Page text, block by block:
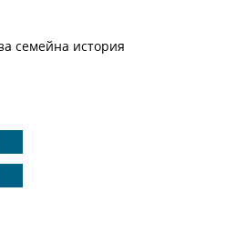
семейна история